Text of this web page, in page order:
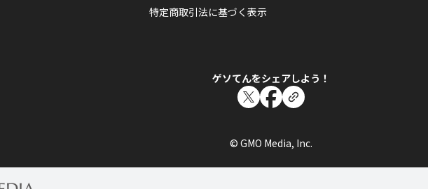
特定商取引法に基づく表示
ゲソてんをシェアしよう！
© GMO Media, Inc.